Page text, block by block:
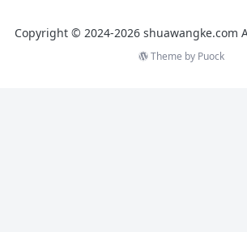
Copyright © 2024-2026 shuawangke.com
Theme by Puock